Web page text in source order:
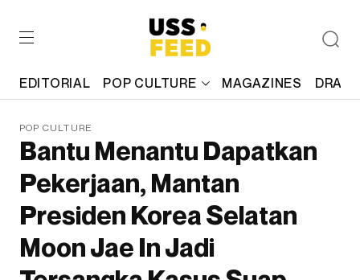
EDITORIAL POP CULTURE MAGAZINES
POP CULTURE
Bantu Menantu Dapatkan
Pekerjaan, Mantan
Presiden Korea Selatan
Moon Jae In Jadi